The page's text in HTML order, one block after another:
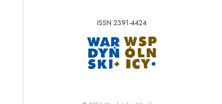
ISSN 2391-4424
Uwaga, link zostanie